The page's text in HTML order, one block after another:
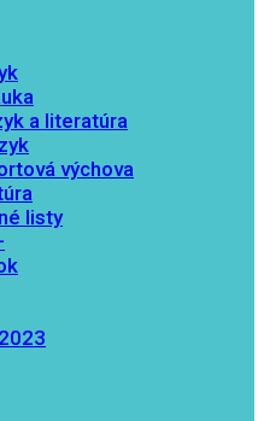
a literatúra
výchova
listy